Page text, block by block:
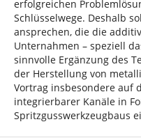
erfolgreichen
Schlüsselwege. Deshalb
ansprechen, die die
Unternahmen – speziell
sinnvolle Ergänzung des
der Herstellung von
Vortrag insbesondere auf
integrierbarer Kanäle in
Spritzgusswerkzeugbaus